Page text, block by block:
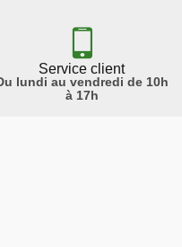
Service client
lundi au vendredi de 10h
à 17h